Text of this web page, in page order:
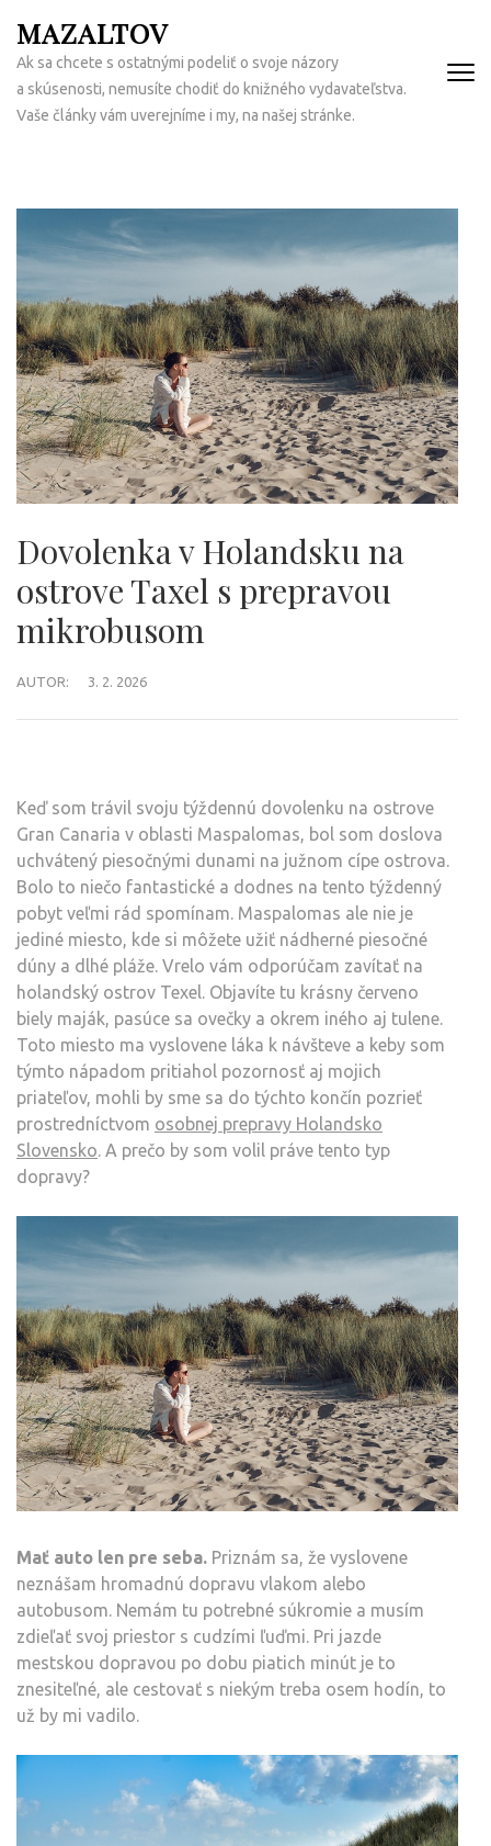
na
obsah
(Enter)
MAZALTOV
Ak sa chcete s ostatnými podeliť o svoje názory
a skúsenosti, nemusíte chodiť do knižného vydavateľstva.
Vaše články vám uverejníme i my, na našej stránke.
Dovolenka v Holandsku na
ostrove Taxel s prepravou
mikrobusom
AUTOR: 3. 2. 2026
Keď som trávil svoju týždennú dovolenku na ostrove
Gran Canaria v oblasti Maspalomas, bol som doslova
uchvátený piesočnými dunami na južnom cípe ostrova.
Bolo to niečo fantastické a dodnes na tento týždenný
pobyt veľmi rád spomínam. Maspalomas ale nie je
jediné miesto, kde si môžete užiť nádherné piesočné
dúny a dlhé pláže. Vrelo vám odporúčam zavítať na
holandský ostrov Texel. Objavíte tu krásny červeno
biely maják, pasúce sa ovečky a okrem iného aj tulene.
Toto miesto ma vyslovene láka k návšteve a keby som
týmto nápadom pritiahol pozornosť aj mojich
priateľov, mohli by sme sa do týchto končín pozrieť
prostredníctvom osobnej prepravy Holandsko
Slovensko. A prečo by som volil práve tento typ
dopravy?
Mať auto len pre seba. Priznám sa, že vyslovene
neznášam hromadnú dopravu vlakom alebo
autobusom. Nemám tu potrebné súkromie a musím
zdieľať svoj priestor s cudzími ľuďmi. Pri jazde
mestskou dopravou po dobu piatich minút je to
znesiteľné, ale cestovať s niekým treba osem hodín, to
už by mi vadilo.